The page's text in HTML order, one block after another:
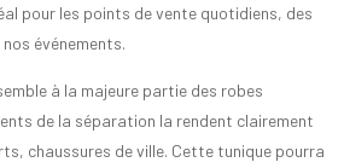
pour les points de vente quotidiens, des
événements.
à la majeure partie des robes
de la séparation la rendent clairement
chaussures de ville. Cette tunique pourra